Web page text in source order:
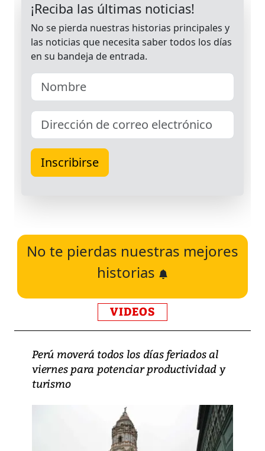
No te pierdas nuestras mejores
historias
VIDEOS
Perú moverá todos los días feriados al
viernes para potenciar productividad y
turismo